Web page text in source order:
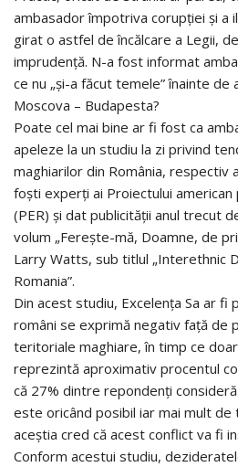
ambasador împotriva corupţiei şi a
girat o astfel de încălcare a Legii,
imprudenţă. N-a fost informat
ce nu „şi-a făcut temele” înainte de
Moscova – Budapesta?
Poate cel mai bine ar fi fost ca
apeleze la un studiu la zi privind
maghiarilor din România, respectiv
foşti experţi ai Proiectului american
(PER) şi dat publicităţii anul trecut
volum „Fereşte-mă, Doamne, de
Larry Watts, sub titlul „Interethnic
Romania”.
Din acest studiu, Excelenţa Sa ar fi
români se exprimă negativ faţă de
teritoriale maghiare, în timp ce
reprezintă aproximativ procentul
că 27% dintre repondenţi
este oricând posibil iar mai mult
aceştia cred că acest conflict va fi
Conform acestui studiu,